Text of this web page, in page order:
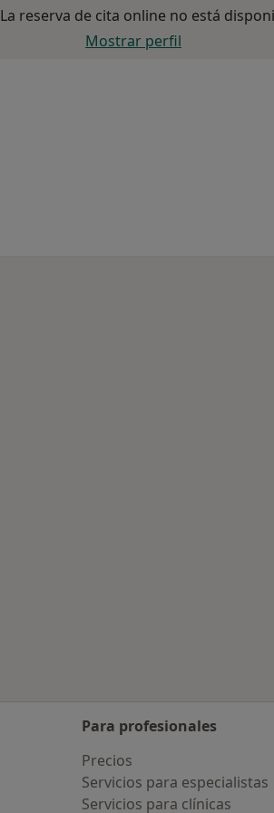
La reserva de cita online no está
Mostrar perfil
Para profesionales
Precios
Servicios para especialistas
Servicios para clínicas